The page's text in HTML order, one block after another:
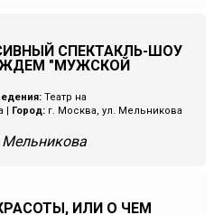
СПЕКТАКЛЬ-ШОУ
"МУЖСКОЙ
Театр на
Город: г. Москва, ул. Мельникова
Мельникова
ИЛИ О ЧЕМ